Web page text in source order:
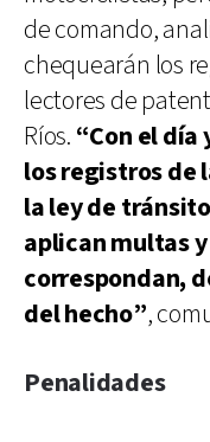
de comando,
chequearán los
lectores de
Ríos. “Con el día
los registros de
la ley de
aplican multas
correspondan,
del hecho”,
Penalidades